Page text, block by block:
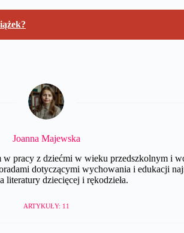
Joanna Majewska
w pracy z dziećmi w wieku przedszkolnym i
dotyczącymi wychowania i edukacji
literatury dziecięcej i rękodzieła.
ARTYKUŁY: 11